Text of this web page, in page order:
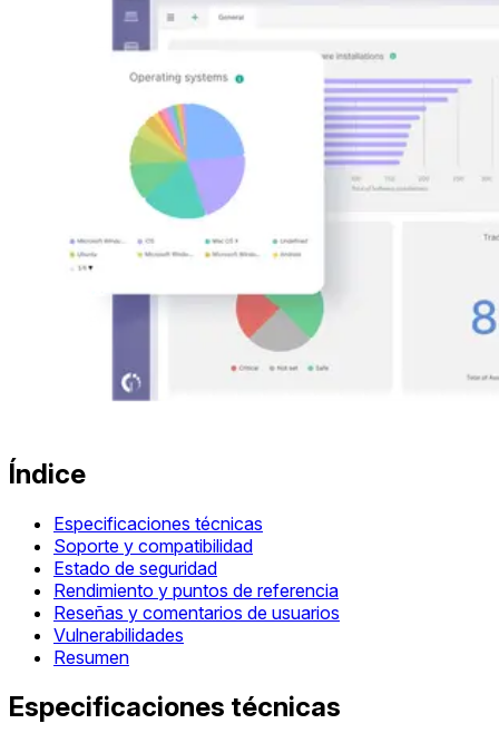
Índice
Especificaciones técnicas
Soporte y compatibilidad
Estado de seguridad
Rendimiento y puntos de referencia
Reseñas y comentarios de usuarios
Vulnerabilidades
Resumen
Especificaciones técnicas